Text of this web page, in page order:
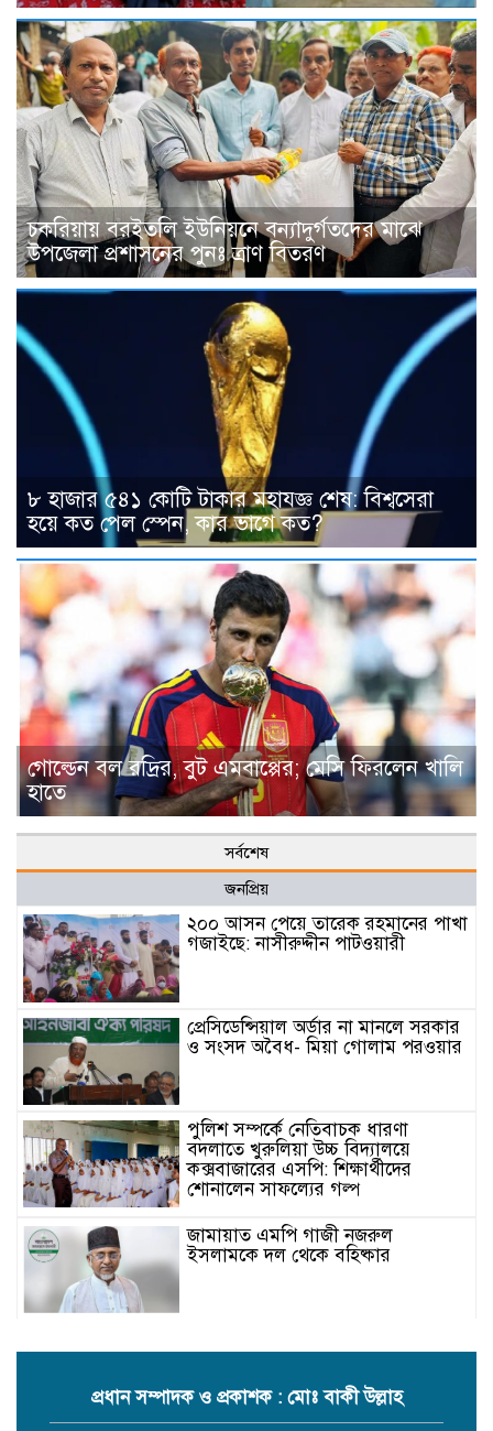
চকরিয়ায় বরইতলি ইউনিয়নে বন্যাদুর্গতদের মাঝে
উপজেলা প্রশাসনের পুনঃ ত্রাণ বিতরণ
৮ হাজার ৫৪১ কোটি টাকার মহাযজ্ঞ শেষ: বিশ্বসেরা
হয়ে কত পেল স্পেন, কার ভাগে কত?
গোল্ডেন বল রদ্রির, বুট এমবাপ্পের; মেসি ফিরলেন খালি
হাতে
সর্বশেষ
জনপ্রিয়
২০০ আসন পেয়ে তারেক রহমানের পাখা
গজাইছে: নাসীরুদ্দীন পাটওয়ারী
প্রেসিডেন্সিয়াল অর্ডার না মানলে সরকার
ও সংসদ অবৈধ- মিয়া গোলাম পরওয়ার
পুলিশ সম্পর্কে নেতিবাচক ধারণা
বদলাতে খুরুলিয়া উচ্চ বিদ্যালয়ে
কক্সবাজারের এসপি: শিক্ষার্থীদের
শোনালেন সাফল্যের গল্প
জামায়াত এমপি গাজী নজরুল
ইসলামকে দল থেকে বহিষ্কার
বন্যায় নিহত বশির আহমদের পরিবারকে
প্রধান সম্পাদক ও প্রকাশক : মোঃ বাকী উল্লাহ